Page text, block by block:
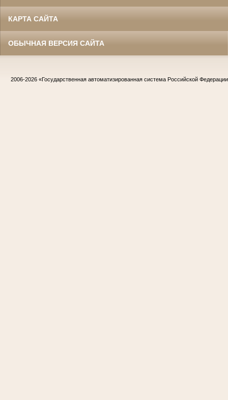
КАРТА САЙТА
ОБЫЧНАЯ ВЕРСИЯ САЙТА
2006-2026 «Государственная автоматизированная система Российской